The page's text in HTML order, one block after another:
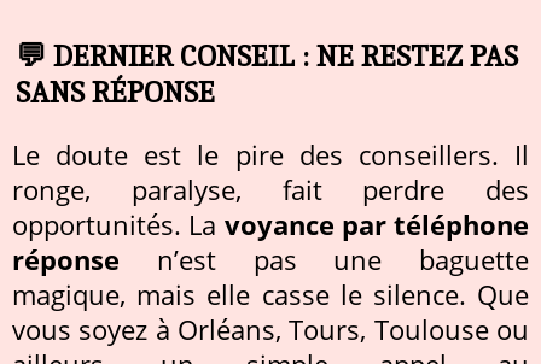
💬 DERNIER CONSEIL : NE RESTEZ PAS
SANS RÉPONSE
Le doute est le pire des conseillers. Il
ronge, paralyse, fait perdre des
opportunités. La voyance par téléphone
réponse n’est pas une baguette
magique, mais elle casse le silence. Que
vous soyez à Orléans, Tours, Toulouse ou